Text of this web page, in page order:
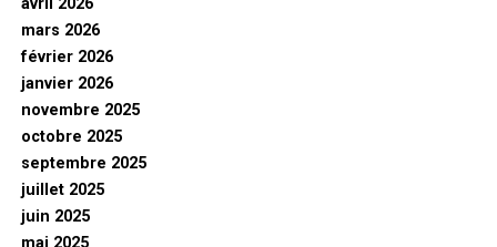
avril 2026
mars 2026
février 2026
janvier 2026
novembre 2025
octobre 2025
septembre 2025
juillet 2025
juin 2025
mai 2025